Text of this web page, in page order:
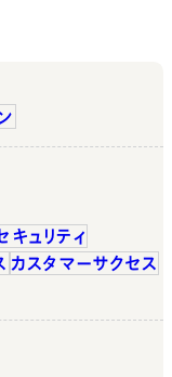
キュリティ
カスタマーサクセス